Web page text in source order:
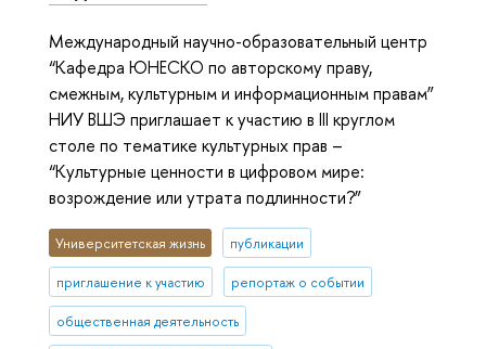
Международный научно-образовательный центр
“Кафедра ЮНЕСКО по авторскому праву,
смежным, культурным и информационным правам”
НИУ ВШЭ приглашает к участию в III круглом
столе по тематике культурных прав –
“Культурные ценности в цифровом мире:
возрождение или утрата подлинности?”
Университетская жизнь публикации
приглашение к участию репортаж о событии
общественная деятельность